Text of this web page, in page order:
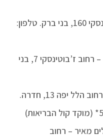
טרם בני ברק – רחוב ז’בוטינסקי 160, בני ברק. טלפון:
מרפאת מטיילים – מכון מור – רחוב ז’בוטינסקי 7, בני
לשכת בריאות נפת חדרה – רחוב הלל יפה 13, חדרה.
מאיר – רחוב